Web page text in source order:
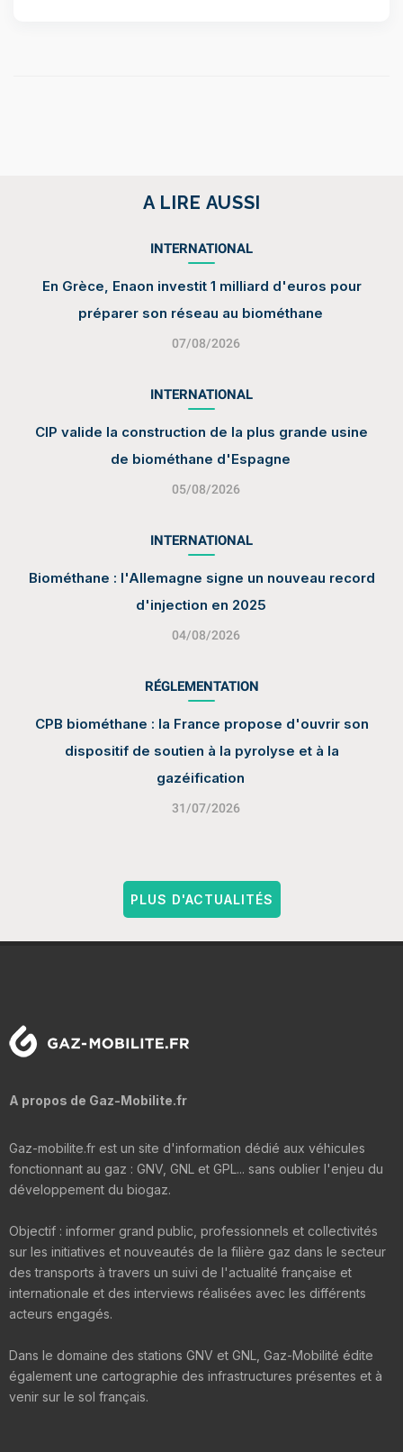
A LIRE AUSSI
INTERNATIONAL
En Grèce, Enaon investit 1 milliard d'euros pour
préparer son réseau au biométhane
07/08/2026
INTERNATIONAL
CIP valide la construction de la plus grande usine
de biométhane d'Espagne
05/08/2026
INTERNATIONAL
Biométhane : l'Allemagne signe un nouveau record
d'injection en 2025
04/08/2026
RÉGLEMENTATION
CPB biométhane : la France propose d'ouvrir son
dispositif de soutien à la pyrolyse et à la
gazéification
31/07/2026
PLUS D'ACTUALITÉS
A propos de Gaz-Mobilite.fr
Gaz-mobilite.fr est un site d'information dédié aux véhicules
fonctionnant au gaz : GNV, GNL et GPL... sans oublier l'enjeu du
développement du biogaz.
Objectif : informer grand public, professionnels et collectivités
sur les initiatives et nouveautés de la filière gaz dans le secteur
des transports à travers un suivi de l'actualité française et
internationale et des interviews réalisées avec les différents
acteurs engagés.
Dans le domaine des stations GNV et GNL, Gaz-Mobilité édite
également une cartographie des infrastructures présentes et à
venir sur le sol français.